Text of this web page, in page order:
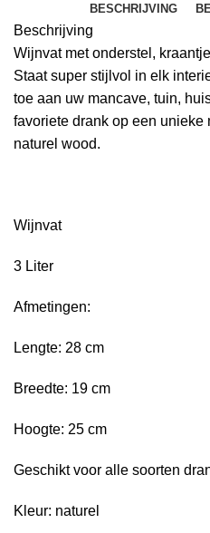
BESCHRIJVING
Beschrijving
Wijnvat met onderstel,
Staat super stijlvol in elk
toe aan uw mancave, tuin,
favoriete drank op een unieke
naturel wood.
Wijnvat
3 Liter
Afmetingen:
Lengte: 28 cm
Breedte: 19 cm
Hoogte: 25 cm
Geschikt voor alle soorten
Kleur: naturel